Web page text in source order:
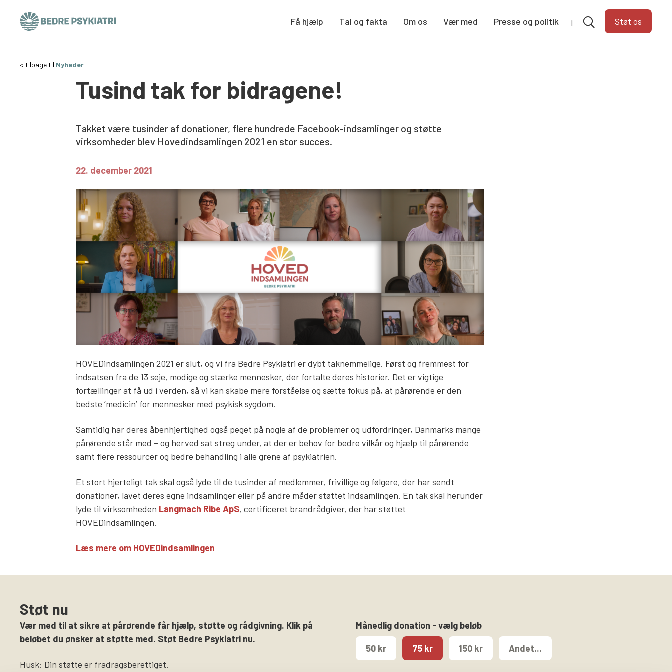
Få hjælp Tal og fakta Om os Vær med Presse og politik Støt os
tilbage til Nyheder
Tusind tak for bidragene!
Takket være tusinder af donationer, flere hundrede Facebook-indsamlinger og støtte
virksomheder blev Hovedindsamlingen 2021 en stor succes.
22. december 2021
HOVEDindsamlingen 2021 er slut, og vi fra Bedre Psykiatri er dybt taknemmelige. Først og fremmest for
indsatsen fra de 13 seje, modige og stærke mennesker, der fortalte deres historier. Det er vigtige
fortællinger at få ud i verden, så vi kan skabe mere forståelse og sætte fokus på, at pårørende er den
bedste ’medicin’ for mennesker med psykisk sygdom.
Samtidig har deres åbenhjertighed også peget på nogle af de problemer og udfordringer, Danmarks mange
pårørende står med – og herved sat streg under, at der er behov for bedre vilkår og hjælp til pårørende
samt flere ressourcer og bedre behandling i alle grene af psykiatrien.
Et stort hjerteligt tak skal også lyde til de tusinder af medlemmer, frivillige og følgere, der har sendt
donationer, lavet deres egne indsamlinger eller på andre måder støttet indsamlingen. En tak skal herunder
lyde til virksomheden Langmach Ribe ApS, certificeret brandrådgiver, der har støttet
HOVEDindsamlingen.
Læs mere om HOVEDindsamlingen
Støt nu
Vær med til at sikre at pårørende får hjælp, støtte og rådgivning. Klik på
beløbet du ønsker at støtte med. Støt Bedre Psykiatri nu.
Husk: Din støtte er fradragsberettiget.
Månedlig donation - vælg beløb
50 kr 75 kr 150 kr Andet...